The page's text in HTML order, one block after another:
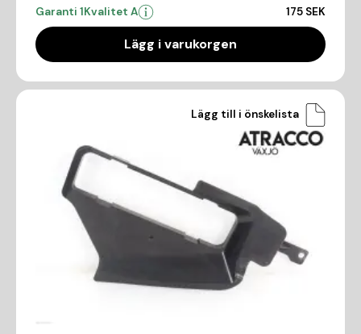
Garanti 1Kvalitet A 175 SEK
Lägg i varukorgen
Lägg till i önskelista